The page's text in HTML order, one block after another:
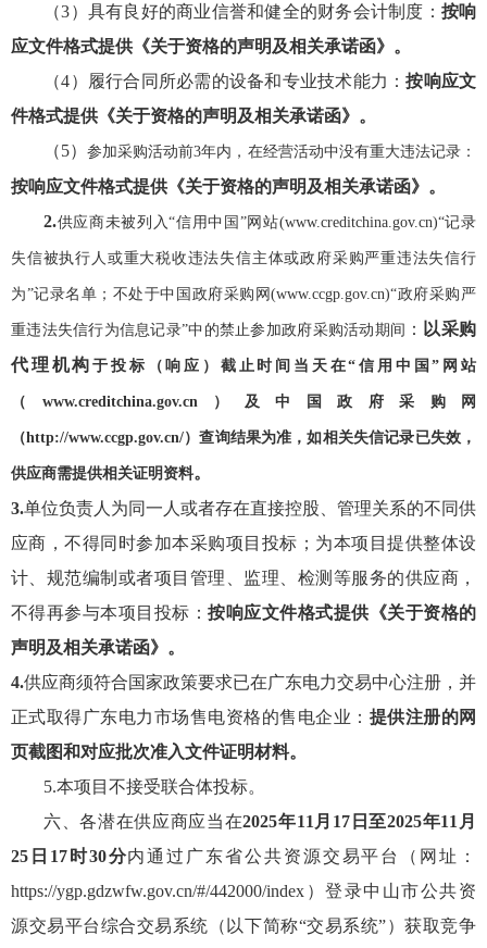
（3） 具有良好的商业信誉和健全的财务会计制度： 按响
应文件格式提供《关于资格的声明及相关承诺函》 。
（4） 履行合同所必需的设备和专业技术能力：按响应文
件格式提供《关于资格的声明及相关承诺函》 。
（5）参加采购活动前3年内，在经营活动中没有重大违法记录：
按响应文件格式提供《关于资格的声明及相关承诺函》 。
2.供应商未被列入“信用中国”网站(www.creditchina.gov.cn)“记录
失信被执行人或重大税收违法失信主体或政府采购严重违法失信行
为”记录名单；不处于中国政府采购网(www.ccgp.gov.cn)“政府采购严
重违法失信行为信息记录”中的禁止参加政府采购活动期间 ： 以采购
代理机构于投标（响应）截止时间当天在“信用中国”网站
（www.creditchina.gov.cn）及中国政府采购网
（http://www.ccgp.gov.cn/）查询结果为准，如相关失信记录已失效，
供应商需提供相关证明资料。
3.单位负责人为同一人或者存在直接控股、管理关系的不同供
应商，不得同时参加本采购项目投标；为本项目提供整体设
计、规范编制或者项目管理、监理、检测等服务的供应商，
不得再参与本项目投标 ：按响应文件格式提供《关于资格的
声明及相关承诺函》 。
4.供应商须符合国家政策要求已在广东电力交易中心注册，并
正式取得广东电力市场售电资格的售电企业 ： 提供注册的网
页截图和对应批次准入文件证明材料。
5.本项目不接受联合体投标。
六、各潜在供应商应当在2025年11 月 17 日至2025年11 月
25 日 17时30分内通过广东省公共资源交易平台（ 网址：
https://ygp.gdzwfw.gov.cn/#/442000/index）登录中山市公共资
源交易平台综合交易系统（以下简称“交易系统”）获取竞争